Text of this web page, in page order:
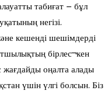
табиғат – бұл
негізі.
кешенді шешімдерді
бірлес¬кен
жағдайды оңалта алады
үшін үлгі болсын. Біз